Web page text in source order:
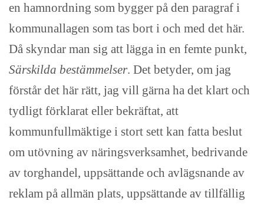
en hamnordning som bygger på den paragraf i
kommunallagen som tas bort i och med det här.
Då skyndar man sig att lägga in en femte punkt,
Särskilda bestämmelser. Det betyder, om jag
förstår det här rätt, jag vill gärna ha det klart och
tydligt förklarat eller bekräftat, att
kommunfullmäktige i stort sett kan fatta beslut
om utövning av näringsverksamhet, bedrivande
av torghandel, uppsättande och avlägsnande av
reklam på allmän plats, uppsättande av tillfällig